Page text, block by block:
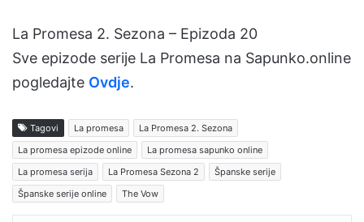
La Promesa 2. Sezona – Epizoda 20
Sve epizode serije La Promesa na Sapunko.online
pogledajte Ovdje.
Tagovi La promesa
La Promesa 2. Sezona
La promesa epizode online
La promesa sapunko online
La promesa serija
La Promesa Sezona 2
Španske serije
Španske serije online
The Vow